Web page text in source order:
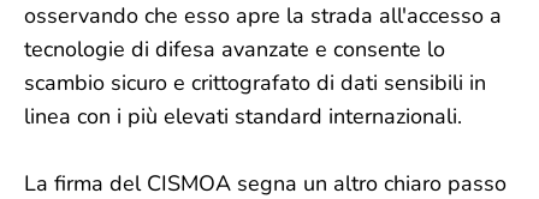
osservando che esso apre la strada all'accesso a
tecnologie di difesa avanzate e consente lo
scambio sicuro e crittografato di dati sensibili in
linea con i più elevati standard internazionali.
La firma del CISMOA segna un altro chiaro passo